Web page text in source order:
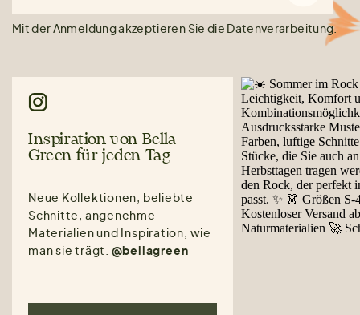
Mit der Anmeldung akzeptieren Sie die Datenverarbeitung.
Inspiration von Bella
Green für jeden Tag
Neue Kollektionen, beliebte
Schnitte, angenehme
Materialien und Inspiration, wie
man sie trägt. @bellagreen